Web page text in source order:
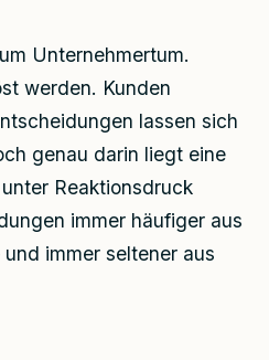
Unternehmertum.
werden. Kunden
lassen sich
genau darin liegt eine
Reaktionsdruck
immer häufiger aus
immer seltener aus